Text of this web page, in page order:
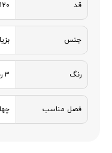
قد 120 سانت
جنس
رنگ 3 رنگ
فصل مناسب